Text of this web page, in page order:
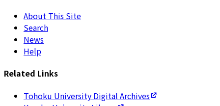
About This Site
Search
News
Help
Related Links
Tohoku University Digital Archives